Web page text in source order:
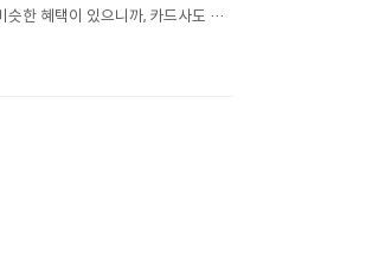
한 혜택이 있으니까, 카드사도 한